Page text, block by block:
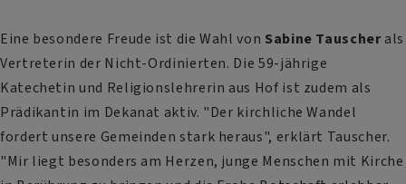
Eine besondere Freude ist die Wahl von Sabine Tauscherals
Vertreterin der Nicht-Ordinierten. Die 59-jährige
Katechetin und Religionslehrerin aus Hof ist zudem als
Prädikantin im Dekanat aktiv. "Der kirchliche Wandel
fordert unsere Gemeinden stark heraus", erklärt Tauscher.
"Mir liegt besonders am Herzen, junge Menschen mit Kirche